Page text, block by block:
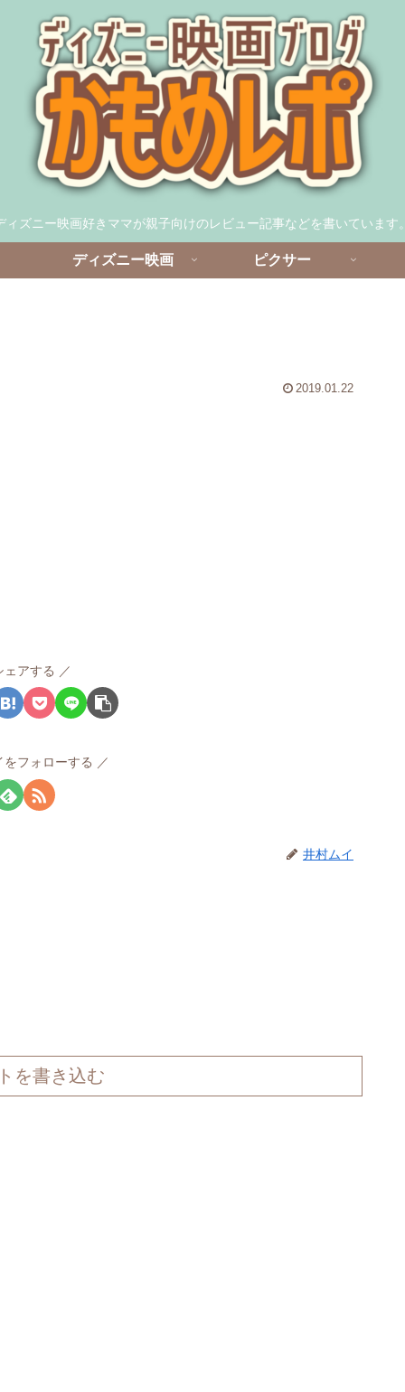
ィズニー映画好きママが親子向けのレビュー記事などを書いています。
ディズニー映画 ピクサー
2019.01.22
ェアする
をフォローする
井村ムイ
を書き込む